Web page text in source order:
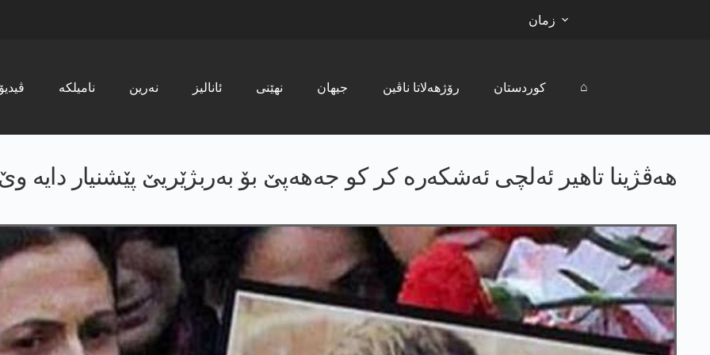
زمان
ڤیدیۆ نامیلکە نەرین ئانالیز نھێنی جیھان رۆژھەلاتا ناڤین کوردستان ⌂
ھەڤژینا تاھیر ئەلچی ئەشکەرە کر کو جەهەپێ بۆ بەربژێریێ پێشنیار دایە وێ